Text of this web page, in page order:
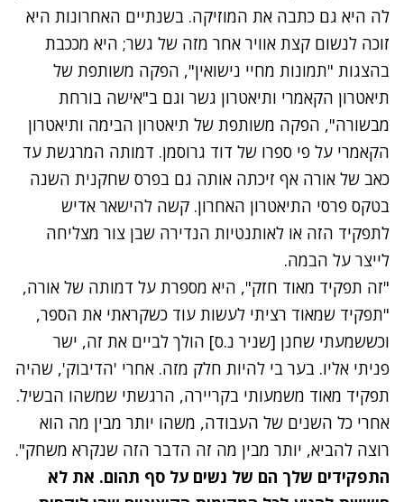
לה היא גם כתבה את המוזיקה. בשנתיים האחרונות היא
זוכה לנשום קצת אוויר אחר מזה של גשר; היא מככבת
בהצגות "תמונות מחיי נישואין", הפקה משותפת של
תיאטרון הקאמרי ותיאטרון גשר וגם ב"אישה בורחת
מבשורה", הפקה משותפת של תיאטרון הבימה ותיאטרון
הקאמרי על פי ספרו של דוד גרוסמן. דמותה המרגשת עד
כאב של אורה אף זיכתה אותה גם בפרס שחקנית השנה
בטקס פרסי התיאטרון האחרון. קשה להישאר אדיש
לתפקיד הזה או לאותנטיות הנדירה שבן צור מצליחה
לייצר על הבמה.
"זה תפקיד מאוד חזק", היא מספרת על דמותה של אורה,
"תפקיד שמאוד רציתי לעשות עוד כשקראתי את הספר,
וכששמעתי שחנן [שניר נ.ס] הולך לביים את זה, ישר
פניתי אליו. בער בי להיות חלק מזה. אחרי 'הדיבוק', שהיה
תפקיד מאוד משמעותי בקריירה, הרגשתי שמשהו הבשיל.
אחרי כל השנים של העבודה, משהו יותר מבין מה הוא
רוצה להביא, יותר מבין מה זה הדבר הזה שנקרא משחק".
התפקידים שלך הם של נשים על סף תהום. את לא